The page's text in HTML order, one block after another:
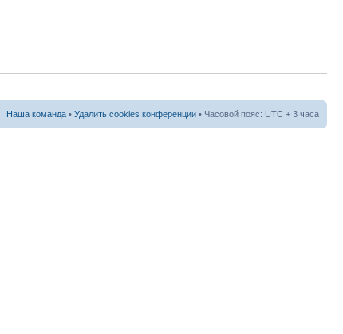
Наша команда • Удалить cookies конференции • Часовой пояс: UTC + 3 часа